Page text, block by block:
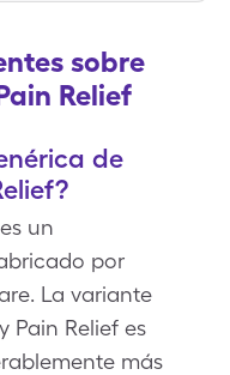
sobre
Relief
de
un
por
La variante
Pain Relief es
más